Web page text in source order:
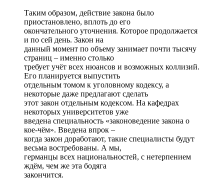
Таким образом, действие закона было
приостановлено, вплоть до его
окончательного уточнения. Которое продолжается
и по сей день. Закон на
данный момент по объему занимает почти тысячу
страниц – именно столько
требует учёт всех нюансов и возможных коллизий.
Его планируется выпустить
отдельным томом к уголовному кодексу, а
некоторые даже предлагают сделать
этот закон отдельным кодексом. На кафедрах
некоторых университетов уже
введена специальность «законоведение закона о
кое-чём». Введена впрок –
когда закон доработают, такие специалисты будут
весьма востребованы. А мы,
германцы всех национальностей, с нетерпением
ждём, чем же эта бодяга
закончится.